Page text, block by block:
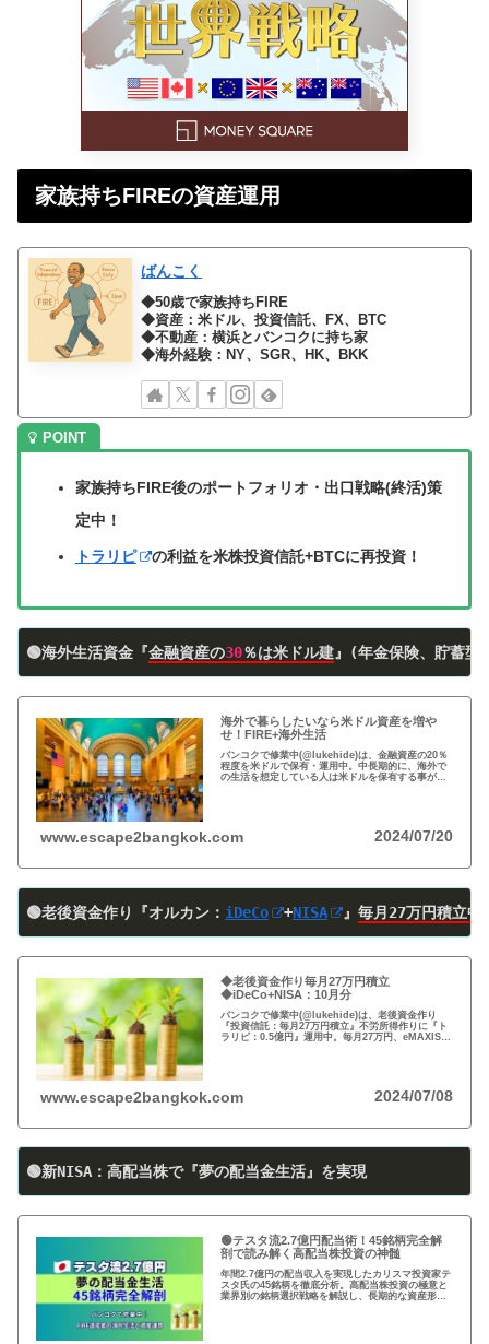
家族持ちFIREの資産運用
ばんこく
◆50歳で家族持ちFIRE
◆資産：米ドル、投資信託、FX、BTC
◆不動産：横浜とバンコクに持ち家
◆海外経験：NY、SGR、HK、BKK
家族持ちFIRE後のポートフォリオ・出口戦略(終活)策
定中！
トラリピ の利益を米株投資信託+BTCに再投資！
🟢海外生活資金『金融資産の30％は米ドル建』(年金保険、貯蓄型
海外で暮らしたいなら米ドル資産を増や
せ！FIRE+海外生活
バンコクで修業中(@lukehide)は、金融資産の20％
程度を米ドルで保有・運用中。中長期的に、海外で
の生活を想定している人は米ドルを保有する事がお
www.escape2bangkok.com 2024/07/20
🟢老後資金作り『オルカン： iDeCo +NISA 』 毎月27万円積立中
◆老後資金作り毎月27万円積立
◆iDeCo+NISA：10月分
バンコクで修業中(@lukehide)は、老後資金作り
『投資信託：毎月27万円積立』不労所得作りに『ト
ラリピ：0.5億円』運用中。毎月27万円、eMAXIS
www.escape2bangkok.com 2024/07/08
🟢新NISA：高配当株で『夢の配当金生活』を実現
🟢テスタ流2.7億円配当術！45銘柄完全解
剖で読み解く高配当株投資の神髄
年間2.7億円の配当収入を実現したカリスマ投資家テ
スタ氏の45銘柄を徹底分析。高配当株投資の極意と
業界別の銘柄選択戦略を解説し、長期的な資産形成